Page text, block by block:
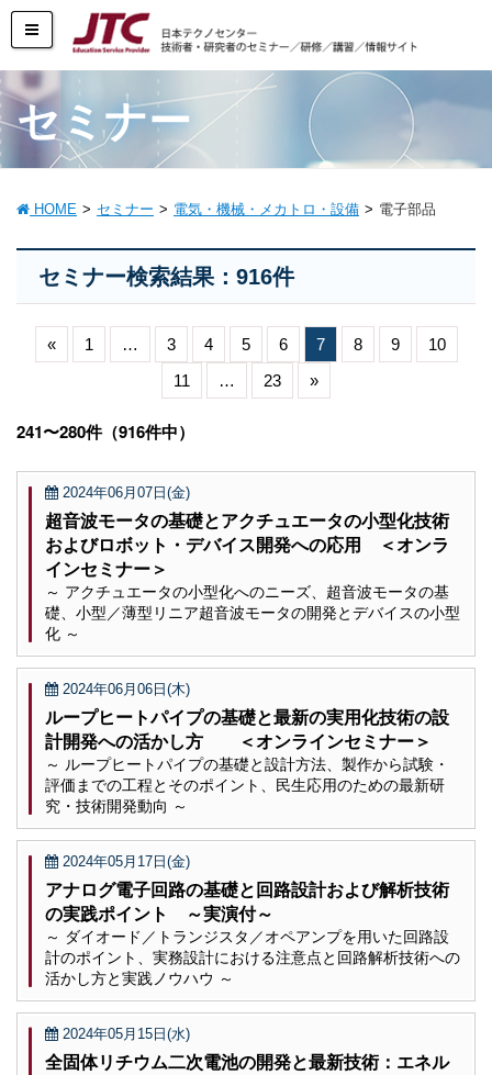
セミナー
HOME セミナー 電気・機械・メカトロ・設備 電子部品
セミナー検索結果：916件
« 1 … 3 4 5 6 7 8 9
10
11
… 23 »
241〜280件（916件中）
2024年06月07日(金)
超音波モータの基礎とアクチュエータの小型化技術
およびロボット・デバイス開発への応用 ＜オンラ
インセミナー＞
～ アクチュエータの小型化へのニーズ、超音波モータの基
礎、小型／薄型リニア超音波モータの開発とデバイスの小型
化 ～
2024年06月06日(木)
ループヒートパイプの基礎と最新の実用化技術の設
計開発への活かし方 ＜オンラインセミナー＞
～ ループヒートパイプの基礎と設計方法、製作から試験・
評価までの工程とそのポイント、民生応用のための最新研
究・技術開発動向 ～
2024年05月17日(金)
アナログ電子回路の基礎と回路設計および解析技術
の実践ポイント ～実演付～
～ ダイオード／トランジスタ／オペアンプを用いた回路設
計のポイント、実務設計における注意点と回路解析技術への
活かし方と実践ノウハウ ～
2024年05月15日(水)
全固体リチウム二次電池の開発と最新技術：エネル